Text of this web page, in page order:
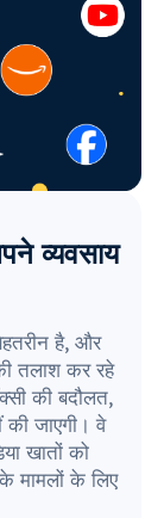
व्यवसाय
है, और
तलाश कर रहे
की बदौलत,
की जाएगी। वे
खातों को
मामलों के लिए